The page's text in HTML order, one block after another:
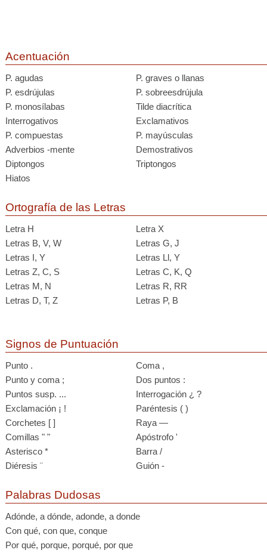
Acentuación
P. agudas
P. graves o llanas
P. esdrújulas
P. sobreesdrújula
P. monosílabas
Tilde diacrítica
Interrogativos
Exclamativos
P. compuestas
P. mayúsculas
Adverbios -mente
Demostrativos
Diptongos
Triptongos
Hiatos
Ortografía de las Letras
Letra H
Letra X
Letras B, V, W
Letras G, J
Letras I, Y
Letras Ll, Y
Letras Z, C, S
Letras C, K, Q
Letras M, N
Letras R, RR
Letras D, T, Z
Letras P, B
Signos de Puntuación
Punto .
Coma ,
Punto y coma ;
Dos puntos :
Puntos susp. ...
Interrogación ¿ ?
Exclamación ¡ !
Paréntesis ( )
Corchetes [ ]
Raya —
Comillas " "
Apóstrofo '
Asterisco *
Barra /
Diéresis ¨
Guión -
Palabras Dudosas
Adónde, a dónde, adonde, a donde
Con qué, con que, conque
Por qué, porque, porqué, por que